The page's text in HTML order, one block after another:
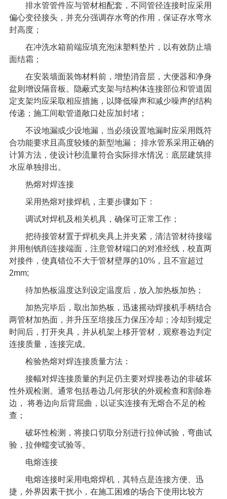
排水管管件应与管材相配套，不同管径连接时应采用
偏心变径接头，并充分强调存水弯的作用，保证存水弯水
封高度；
在冲洗水箱前端应填充泡沫塑料垫片，以有效防止墙
面结霜；
在安装墙面装饰材料前，增垫消音层，大便器和净身
盆则增设隔音板。隐蔽式支架与结构体连接部位和管道固
定支架均应采取相应措施，以降低噪声和减少噪声的结构
传递；施工间歇管道敞口处应加封堵；
不设地漏或少设地漏，当必须设置地漏时应采用既符
合功能要求且高度较矮的新型地漏；
排水管系采用正确的
计算方法，使设计秒流量符合实际排水情况：底层建筑排
水应单独排出。
热熔对焊连接
采用热熔对接焊机，主要步骤如下：
调试对焊机及相关机具，确保可正常工作；
把待接管材置于焊机夹具上并夹紧，清洁管材待接端
并用刨铣削连接端面，注意管材端口的对准经线，校直两
对接件，使真错位不大于管材壁厚的10%，且不宣超过
2mm;
待加热板温度达到设定温度后，放入加热板加热；
加热完毕后，取出加热板，迅速摇动焊接机手柄结合
两管材加热面，并升压至培接压力保压冷却；冷却到规定
时间后，打开夹具，并从机架上移开管材，观察卷边判定
连接质量，连接完成。
检验热熔对焊连接质量方法：
接幅对焊连接质量的判足仍主要对焊接卷边的非破坏
性外观检测。通常包括卷边几何形状的外观检查和割除卷
边，
将卷边向后背屈曲，以证实连接有无熔合不足的检
查；
破坏性检测，将接口切取分别进行拉伸试验，弯曲试
验，拉伸蠕变试验等。
电熔连接
电熔连接时采用电熔焊机，其特点是连接方便、迅
捷，外界因素干扰小，在施工困难的场合下使用比较方